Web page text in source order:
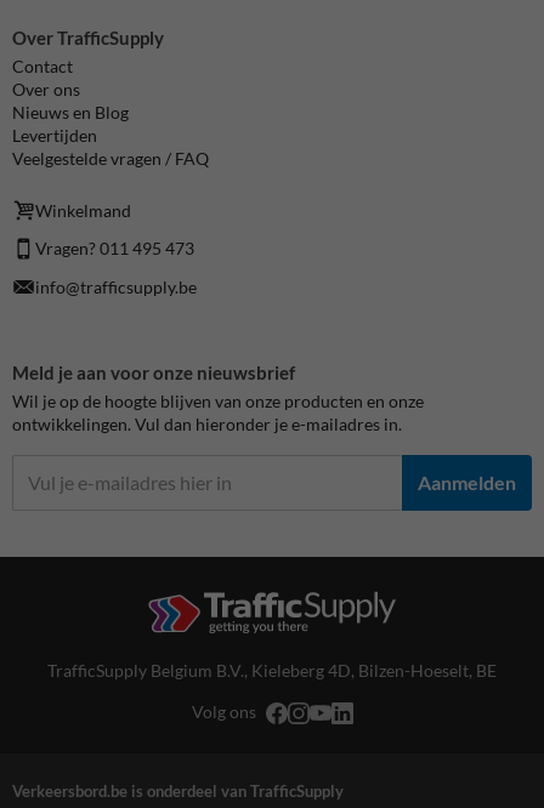
Over TrafficSupply
Contact
Over ons
Nieuws en Blog
Levertijden
Veelgestelde vragen / FAQ
Winkelmand
Vragen? 011 495 473
info@trafficsupply.be
Meld je aan voor onze nieuwsbrief
Wil je op de hoogte blijven van onze producten en onze
ontwikkelingen. Vul dan hieronder je e-mailadres in.
Aanmelden
TrafficSupply Belgium B.V., Kieleberg 4D, Bilzen-Hoeselt, BE
Volg ons
Verkeersbord.be is onderdeel van TrafficSupply